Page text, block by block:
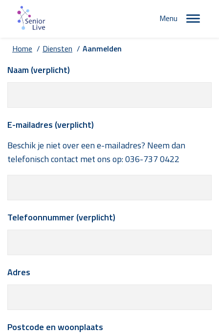
Menu
Home / Diensten / Aanmelden
Naam (verplicht)
E-mailadres (verplicht)
Beschik je niet over een e-mailadres? Neem dan
telefonisch contact met ons op:036-737 0422
Telefoonnummer (verplicht)
Adres
Postcode en woonplaats